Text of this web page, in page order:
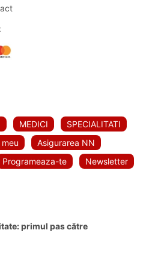
MEDICI
SPECIALITATI
Asigurarea NN
Programeaza-te Newsletter
primul pas către